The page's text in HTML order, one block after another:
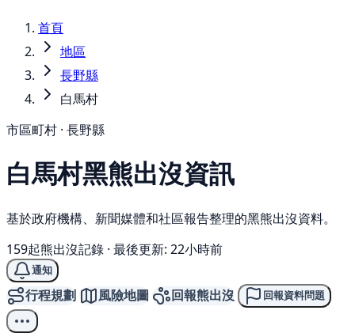
首頁
地區
長野縣
白馬村
市區町村 · 長野縣
白馬村黑熊出沒資訊
基於政府機構、新聞媒體和社區報告整理的黑熊出沒資料。
159起熊出沒記錄 · 最後更新: 22小時前
通知
行程規劃 風險地圖 回報熊出沒 回報資料問題